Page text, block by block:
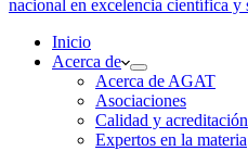
Inicio
Acerca de
Acerca de AGAT
Asociaciones
Calidad y acreditación
Expertos en la materia